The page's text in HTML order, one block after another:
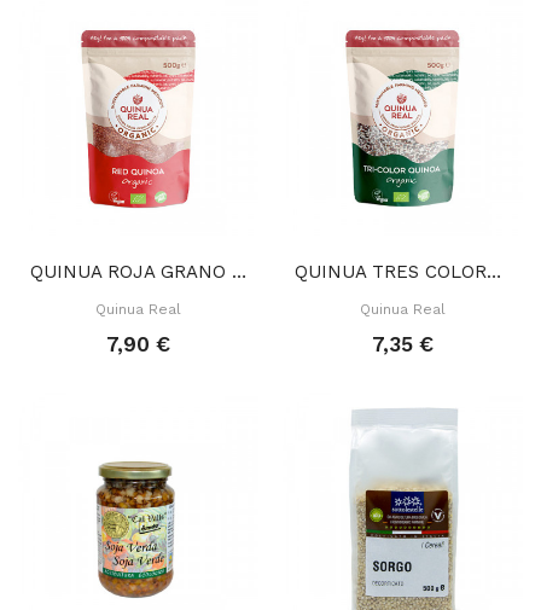
QUINUA ROJA GRANO 500 GR
Quinua Real
7,90 €
QUINUA TRES COLORES GRANO 500 GR
Quinua Real
7,35 €